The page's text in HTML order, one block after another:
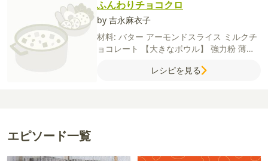
ふんわりチョコクロ
by 吉永麻衣子
材料: バター アーモンドスライス ミルクチ
ョコレート
【大きなボウル】 強力粉 薄力
ドライイースト
レシピを見る
エピソード一覧